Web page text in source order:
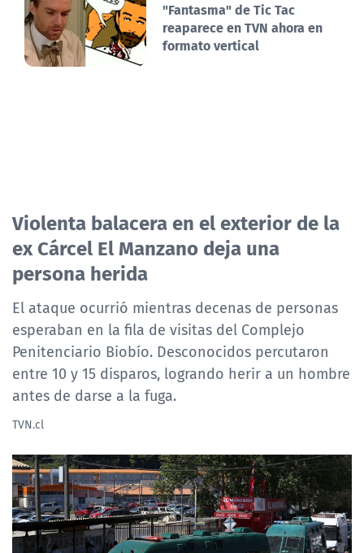
"Fantasma" de Tic Tac
reaparece en TVN ahora en
formato vertical
Violenta balacera en el exterior de la
ex Cárcel El Manzano deja una
persona herida
El ataque ocurrió mientras decenas de personas
esperaban en la fila de visitas del Complejo
Penitenciario Biobío. Desconocidos percutaron
entre 10 y 15 disparos, logrando herir a un hombre
antes de darse a la fuga.
TVN.cl